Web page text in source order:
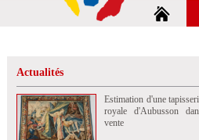
Actualités
Estimation d'une
royale d'Aubusson
vente